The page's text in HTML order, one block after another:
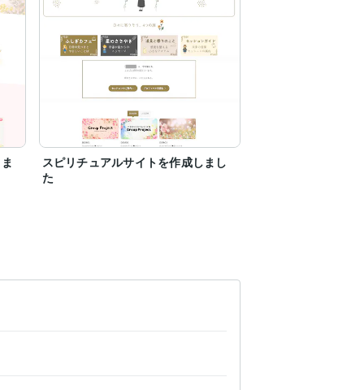
スピリチュアルサイトを作成しまし
た